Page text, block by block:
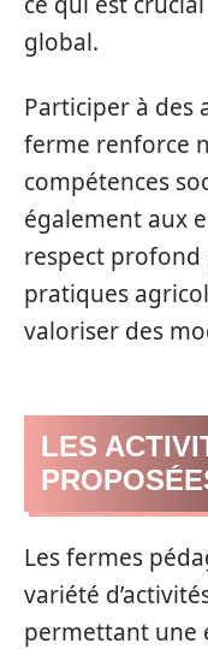
global.
Participer à des
ferme renforce
compétences
également aux
respect
pratiques
valoriser des
LES
Les fermes
variété
permettant une